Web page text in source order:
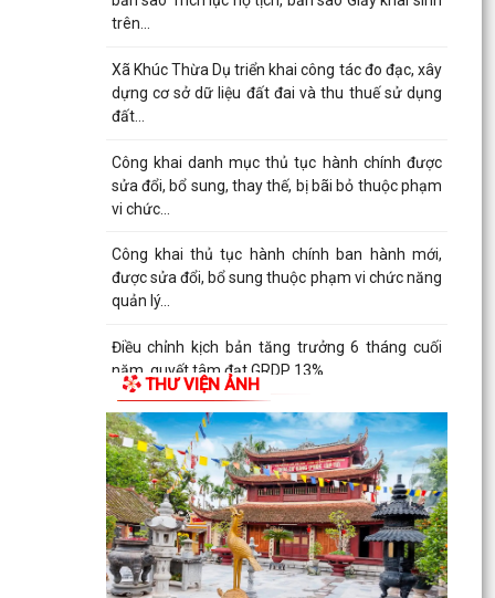
dịch vụ...
Công khai danh mục thủ tục hành chính được
sửa đổi, bổ sung, bị bãi bỏ thuộc phạm vi chức
năng quản...
Thông báo công khai niêm yết nội dung TTHC
mới ban hành, được sửa đổi, bổ sung lĩnh vực
phát...
Trung tâm Dịch vụ sự nghiệp công xã Khúc
Thừa Dụ hướng dẫn chăm sóc, bón phân đón
đòng lúa mùa
Thông báo công khai niêm yết danh mục TTHC
nội bộ mới ban hành thuộc phạm vi, chức năng
của Sở...
Xã Khúc Thừa Dụ tổ chức chào cờ và sinh hoạt
chính trị tháng 8/2026.
UBND xã Khúc Thừa Dụ ban hành công văn về
việc triển khai thực hiện Nghị quyết số
29/2026/QH16 ngày...
THƯ VIỆN ẢNH